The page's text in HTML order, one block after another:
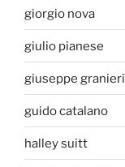
giorgio nova
giulio pianese
giuseppe granieri
guido catalano
halley suitt